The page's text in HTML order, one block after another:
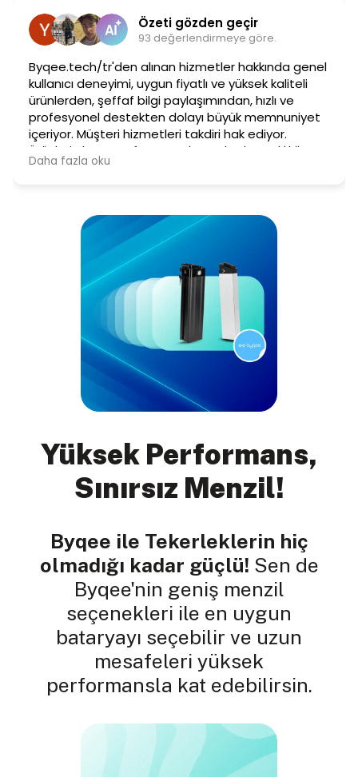
Yüksek Performans,
Sınırsız Menzil!
Byqee ile Tekerleklerin hiç
olmadığı kadar güçlü! Sen de
Byqee'nin geniş menzil
seçenekleri ile en uygun
bataryayı seçebilir ve uzun
mesafeleri yüksek
performansla kat edebilirsin.